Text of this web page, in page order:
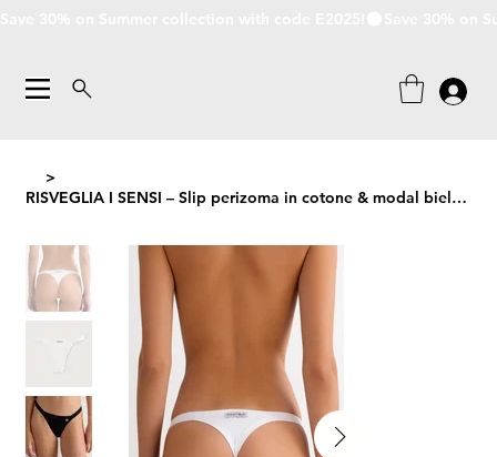
>
RISVEGLIA I SENSI – Slip perizoma in cotone & modal bielastico